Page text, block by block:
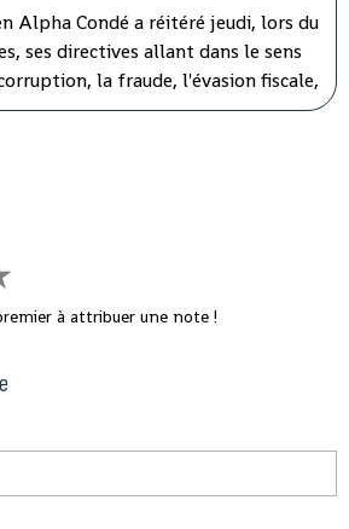
Alpha Condé a réitéré jeudi, lors du
ses directives allant dans le sens
la fraude, l'évasion fiscale,
aller et tous ces fléaux qui
de son pays.
à attribuer une note !